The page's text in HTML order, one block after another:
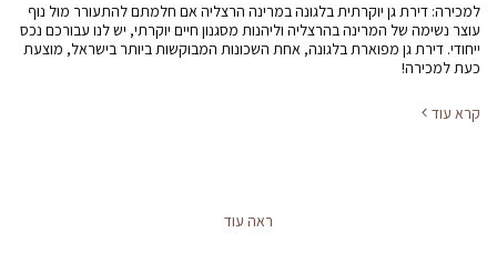
למכירה: דירת גן יוקרתית בלגונה במרינה הרצליה אם חלמתם להתעורר מול נוף
עוצר נשימה של המרינה בהרצליה וליהנות מסגנון חיים יוקרתי, יש לנו עבורכם נכס
ייחודי. דירת גן מפוארת בלגונה, אחת השכונות המבוקשות ביותר בישראל, מוצעת
כעת למכירה!
קרא עוד
ראה עוד